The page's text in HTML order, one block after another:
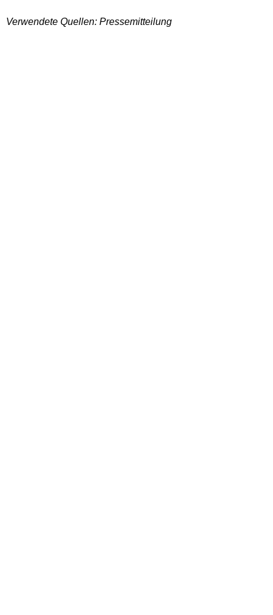
Verwendete Quellen: Pressemitteilung